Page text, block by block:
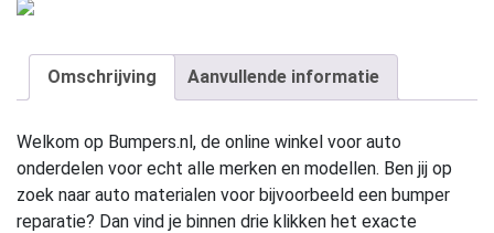
Omschrijving Aanvullende informatie
Welkom op Bumpers.nl, de online winkel voor auto
onderdelen voor echt alle merken en modellen. Ben jij op
zoek naar auto materialen voor bijvoorbeeld een bumper
reparatie? Dan vind je binnen drie klikken het exacte